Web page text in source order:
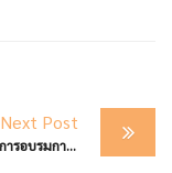
Next Post
เกียรติบัตร การอบรมการปฏิบัติการหลักสูตร “วิจัยและพัฒนา (Research and Development) เพิ่มประสิทธิภาพในการทำงาน”